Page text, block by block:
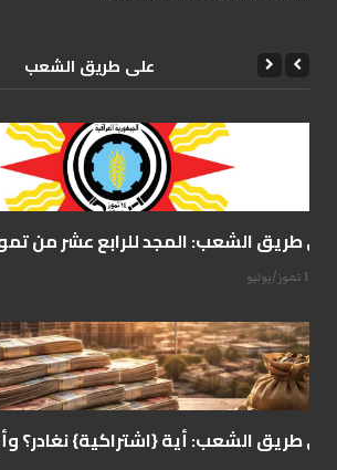
علی طریق الشعب
على طريق الشعب: المجد للرابع عشر من
14 تموز/يوليو
على طريق الشعب: أية {اشتراكية} نغادر؟